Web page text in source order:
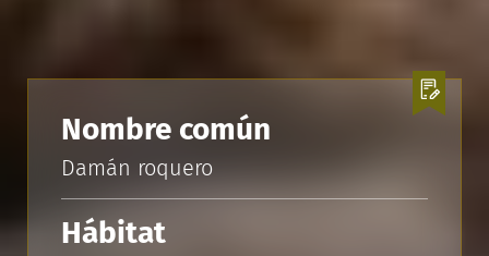
Nombre común
Damán roquero
Hábitat